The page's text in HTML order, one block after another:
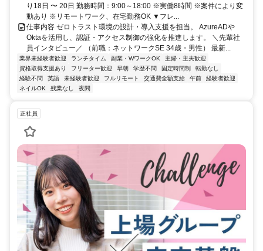
り18日 〜 20日 勤務時間：9:00～18:00 ※実働8時間 ※案件により変
動あり ※リモートワーク、在宅勤務OK ▼フレ...
仕事内容 ゼロトラスト環境の設計・導入支援を担当。 AzureADや
Oktaを活用し、認証・アクセス制御の強化を推進します。 ＼先輩社
員インタビュー／ （前職：ネットワークSE 34歳・男性） 最新...
業界未経験者歓迎 ランチタイム 副業・WワークOK
主婦・主夫歓迎
資格取得支援あり
フリーター歓迎 早朝 学歴不問 固定時間制
転勤なし
経験不問
英語 未経験者歓迎 フルリモート 交通費全額支給 午前
経験者歓迎
ネイルOK
残業なし 夜間
正社員